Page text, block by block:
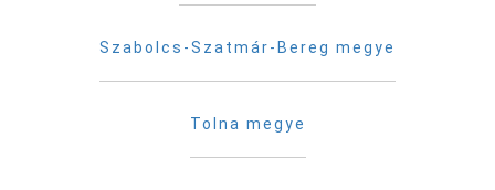
Szabolcs-Szatmár-Bereg megye
Tolna megye